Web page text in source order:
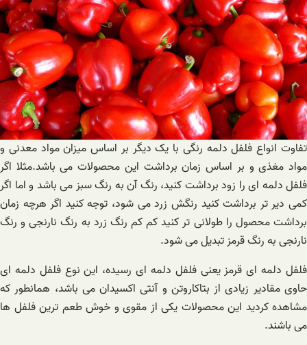
تفاوت انواع فلفل دلمه رنگی با یک دیگر بر اساس میزان مواد معدنی و
مواد مغذی و بر اساس زمان برداشت این محصولات می باشد.مثلا اگر
فلفل دلمه ای را زود برداشت کنید، رنگ آن به رنگ سبز می باشد و اما اگر
کمی دیر تر برداشت کنید رنگش زرد می شود، توجه کنید اگر هرچه زمان
برداشت محصول را طولانی تر کنید کم کم رنگ زرد به رنگ نارنجی و رنگ
نارنجی به رنگ قرمز تبدیل می شود.
فلفل دلمه ای قرمز یعنی فلفل دلمه ای رسیده، این نوع فلفل دلمه ای
حاوی مقادیر زیادی از بتاکاروتن و آنتی اکسیدان می باشد، همانطور که
مشاهده کردید این محصولات یکی از مقوی و خوش طعم ترین فلفل ها
می باشند.